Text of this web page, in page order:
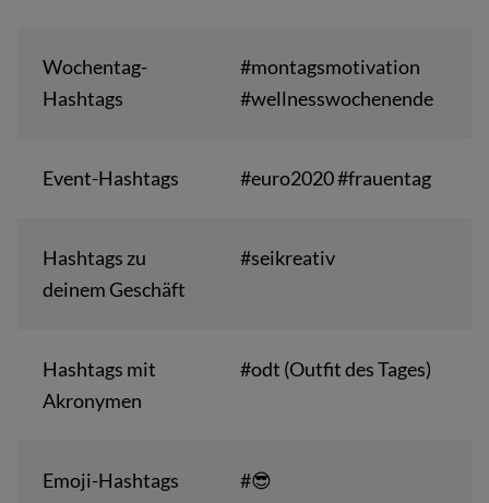
Wochentag-
Hashtags
#montagsmotivation
#wellnesswochenende
Event-Hashtags #euro2020 #frauentag
Hashtags zu
deinem Geschäft
#seikreativ
Hashtags mit
Akronymen
#odt (Outfit des Tages)
Emoji-Hashtags #😎